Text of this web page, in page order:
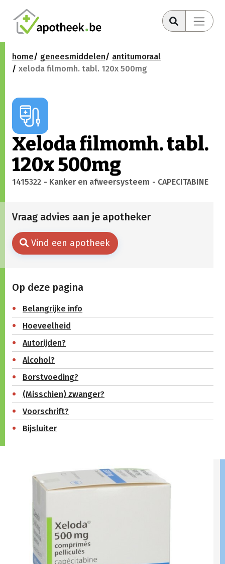
home geneesmiddelen
antitumoraal
xeloda filmomh. tabl. 120x 500mg
Xeloda filmomh. tabl.
120x 500mg
1415322 - Kanker en afweersysteem - CAPECITABINE
Vraag advies aan je apotheker
Vind een apotheek
Op deze pagina
Belangrijke info
Hoeveelheid
Autorijden?
Alcohol?
Borstvoeding?
(Misschien) zwanger?
Voorschrift?
Bijsluiter